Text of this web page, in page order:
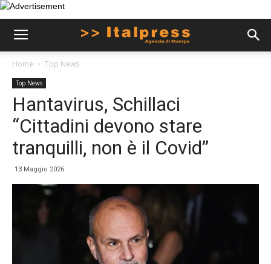
Home Top News
Top News
Hantavirus, Schillaci
“Cittadini devono stare
tranquilli, non è il Covid”
13 Maggio 2026